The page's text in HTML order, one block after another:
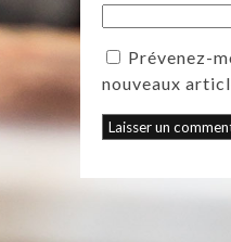
Prévenez-
nouveaux